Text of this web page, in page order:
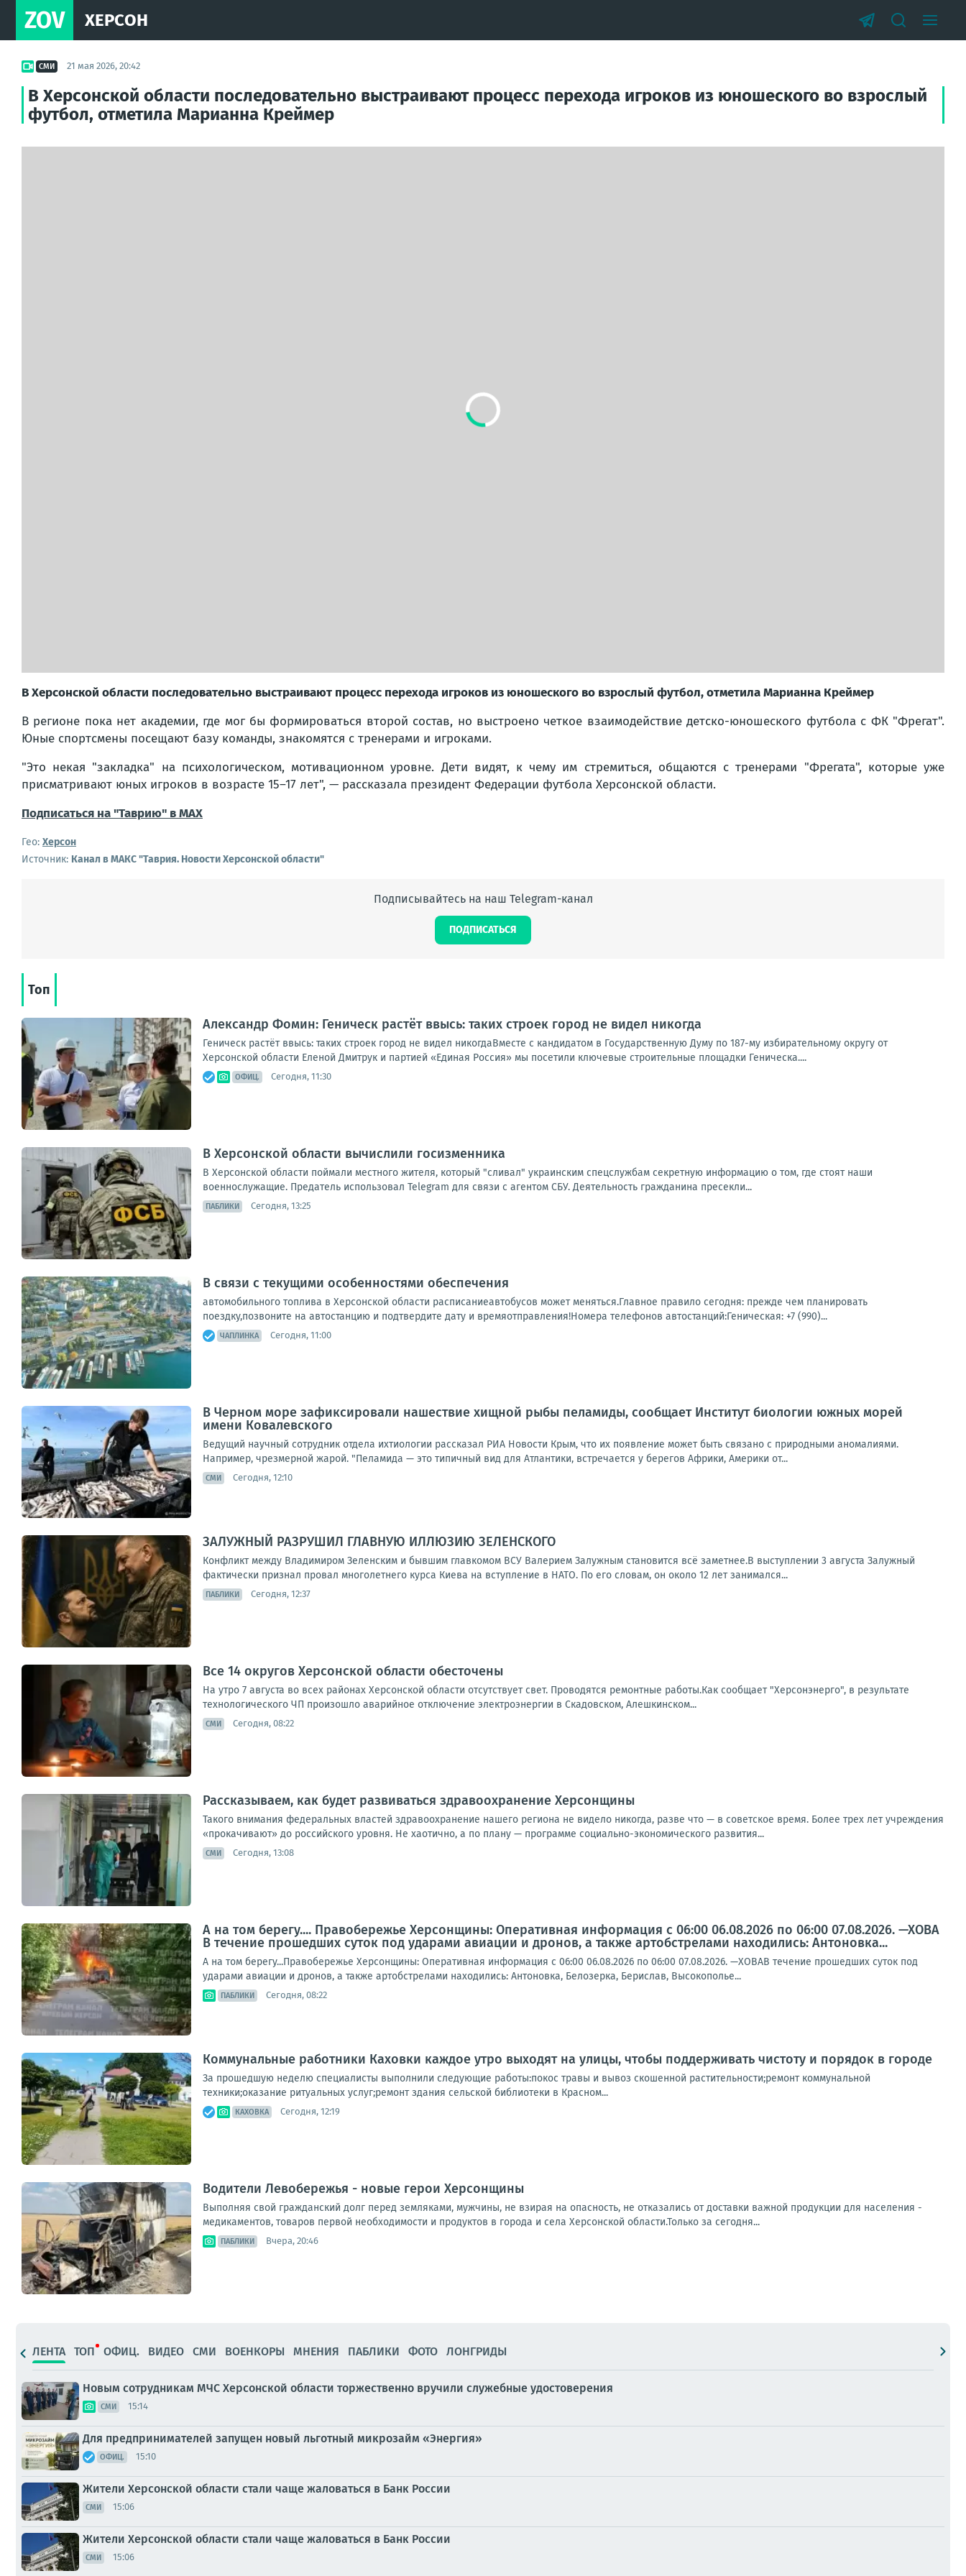
ZOV ХЕРСОН
СМИ 21 мая 2026, 20:42
В Херсонской области последовательно выстраивают процесс перехода игроков из юношеского во взрослый
футбол, отметила Марианна Креймер
В Херсонской области последовательно выстраивают процесс перехода игроков из юношеского во взрослый футбол, отметила Марианна Креймер
В регионе пока нет академии, где мог бы формироваться второй состав, но выстроено четкое взаимодействие детско-юношеского футбола с ФК "Фрегат".
Юные спортсмены посещают базу команды, знакомятся с тренерами и игроками.
"Это некая "закладка" на психологическом, мотивационном уровне. Дети видят, к чему им стремиться, общаются с тренерами "Фрегата", которые уже
присматривают юных игроков в возрасте 15–17 лет", — рассказала президент Федерации футбола Херсонской области.
Подписаться на "Таврию" в MAX
Гео: Херсон
Источник: Канал в МАКС "Таврия. Новости Херсонской области"
Подписывайтесь на наш Telegram-канал
ПОДПИСАТЬСЯ
Топ
Александр Фомин: Геническ растёт ввысь: таких строек город не видел никогда
Геническ растёт ввысь: таких строек город не видел никогдаВместе с кандидатом в Государственную Думу по 187-му избирательному округу от
Херсонской области Еленой Дмитрук и партией «Единая Россия» мы посетили ключевые строительные площадки Геническа....
ОФИЦ. Сегодня, 11:30
В Херсонской области вычислили госизменника
В Херсонской области поймали местного жителя, который "сливал" украинским спецслужбам секретную информацию о том, где стоят наши
военнослужащие. Предатель использовал Telegram для связи с агентом СБУ. Деятельность гражданина пресекли...
ПАБЛИКИ Сегодня, 13:25
В связи с текущими особенностями обеспечения
автомобильного топлива в Херсонской области расписаниеавтобусов может меняться.Главное правило сегодня: прежде чем планировать
поездку,позвоните на автостанцию и подтвердите дату и времяотправления!Номера телефонов автостанций:Геническая: +7 (990)...
ЧАПЛИНКА Сегодня, 11:00
В Черном море зафиксировали нашествие хищной рыбы пеламиды, сообщает Институт биологии южных морей
имени Ковалевского
Ведущий научный сотрудник отдела ихтиологии рассказал РИА Новости Крым, что их появление может быть связано с природными аномалиями.
Например, чрезмерной жарой. "Пеламида — это типичный вид для Атлантики, встречается у берегов Африки, Америки от...
СМИ Сегодня, 12:10
ЗАЛУЖНЫЙ РАЗРУШИЛ ГЛАВНУЮ ИЛЛЮЗИЮ ЗЕЛЕНСКОГО
Конфликт между Владимиром Зеленским и бывшим главкомом ВСУ Валерием Залужным становится всё заметнее.В выступлении 3 августа Залужный
фактически признал провал многолетнего курса Киева на вступление в НАТО. По его словам, он около 12 лет занимался...
ПАБЛИКИ Сегодня, 12:37
Все 14 округов Херсонской области обесточены
На утро 7 августа во всех районах Херсонской области отсутствует свет. Проводятся ремонтные работы.Как сообщает "Херсонэнерго", в результате
технологического ЧП произошло аварийное отключение электроэнергии в Скадовском, Алешкинском...
СМИ Сегодня, 08:22
Рассказываем, как будет развиваться здравоохранение Херсонщины
Такого внимания федеральных властей здравоохранение нашего региона не видело никогда, разве что — в советское время. Более трех лет учреждения
«прокачивают» до российского уровня. Не хаотично, а по плану — программе социально-экономического развития...
СМИ Сегодня, 13:08
А на том берегу.... Правобережье Херсонщины: Оперативная информация с 06:00 06.08.2026 по 06:00 07.08.2026. —ХОВА
В течение прошедших суток под ударами авиации и дронов, а также артобстрелами находились: Антоновка...
А на том берегу...Правобережье Херсонщины: Оперативная информация с 06:00 06.08.2026 по 06:00 07.08.2026. —ХОВАВ течение прошедших суток под
ударами авиации и дронов, а также артобстрелами находились: Антоновка, Белозерка, Берислав, Высокополье...
ПАБЛИКИ Сегодня, 08:22
Коммунальные работники Каховки каждое утро выходят на улицы, чтобы поддерживать чистоту и порядок в городе
За прошедшую неделю специалисты выполнили следующие работы:покос травы и вывоз скошенной растительности;ремонт коммунальной
техники;оказание ритуальных услуг;ремонт здания сельской библиотеки в Красном...
КАХОВКА Сегодня, 12:19
Водители Левобережья - новые герои Херсонщины
Выполняя свой гражданский долг перед земляками, мужчины, не взирая на опасность, не отказались от доставки важной продукции для населения -
медикаментов, товаров первой необходимости и продуктов в города и села Херсонской области.Только за сегодня...
ПАБЛИКИ Вчера, 20:46
ЛЕНТА ТОП ОФИЦ. ВИДЕО СМИ ВОЕНКОРЫ МНЕНИЯ ПАБЛИКИ ФОТО ЛОНГРИДЫ
Новым сотрудникам МЧС Херсонской области торжественно вручили служебные удостоверения
СМИ 15:14
Для предпринимателей запущен новый льготный микрозайм «Энергия»
ОФИЦ. 15:10
Жители Херсонской области стали чаще жаловаться в Банк России
СМИ 15:06
Жители Херсонской области стали чаще жаловаться в Банк России
СМИ 15:06